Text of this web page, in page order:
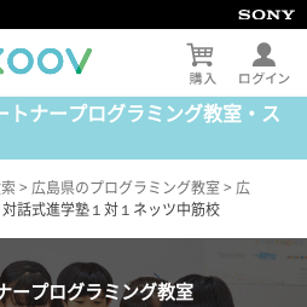
トナープログラミング教室・ス
> 広島県のプログラミング教室 > 広
対話式進学塾１対１ネッツ中筋校
ープログラミング教室